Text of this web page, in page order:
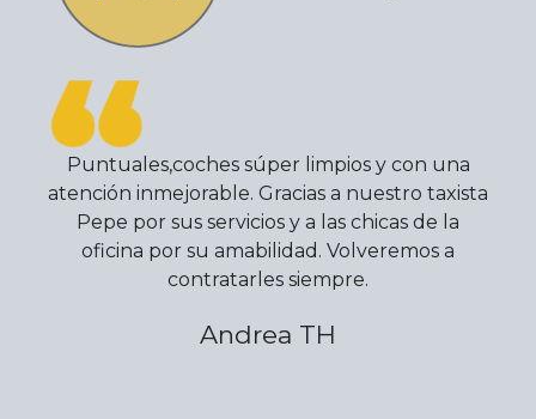
Puntuales,coches súper limpios y con una
atención inmejorable. Gracias a nuestro taxista
Pepe por sus servicios y a las chicas de la
oficina por su amabilidad. Volveremos a
contratarles siempre.
Andrea TH